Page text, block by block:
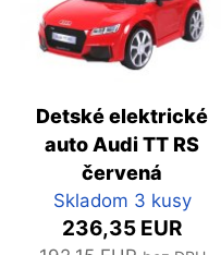
Detské elektrické
auto Audi TT RS
červená
Skladom 3 kusy
236,35 EUR